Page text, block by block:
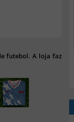
futebol. A loja faz